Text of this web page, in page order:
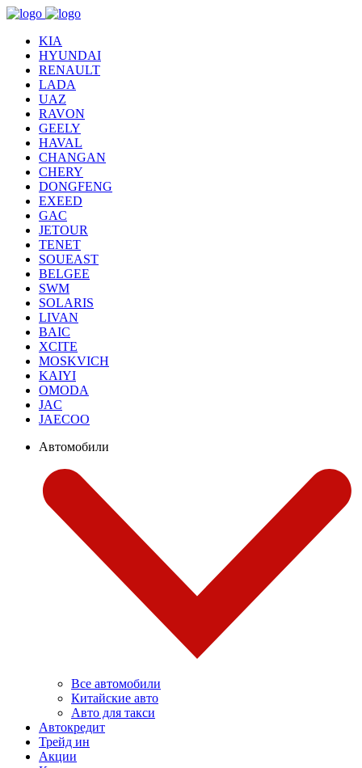
KIA
HYUNDAI
RENAULT
LADA
UAZ
RAVON
GEELY
HAVAL
CHANGAN
CHERY
DONGFENG
EXEED
GAC
JETOUR
TENET
SOUEAST
BELGEE
SWM
SOLARIS
LIVAN
BAIC
XCITE
MOSKVICH
KAIYI
OMODA
JAC
JAECOO
Автомобили
Все автомобили
Китайские авто
Авто для такси
Автокредит
Трейд ин
Акции